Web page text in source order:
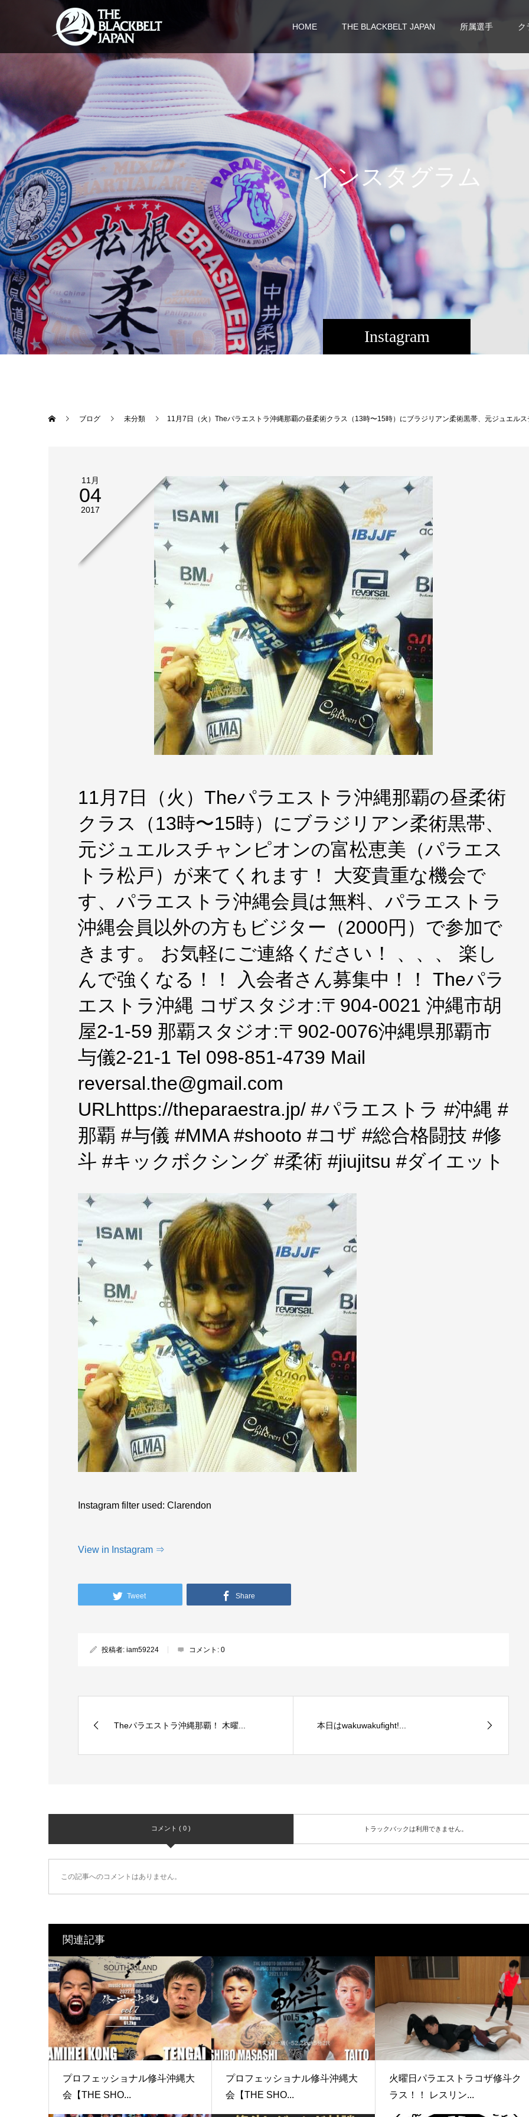
HOME THE BLACKBELT JAPAN 所属選手 ク
Instagram
インスタグラ ム
ブログ 未分類 11月7日（火）Theパラエストラ沖縄那覇の昼柔術クラス（13時〜15時）にブラジリアン柔術黒帯、元ジュエルスチャンピオンの富松恵美（パラエストラ松戸）が来てくれます！ 大変貴重な機会です、パラエストラ沖縄会員は無料、パラエストラ沖縄会員以外の方もビジター（2000円）で参加できます。 お気軽にご連絡ください！ 、、、 楽しんで強くなる！！ 入会者さん募集中！！ Theパラエストラ沖縄 コザスタジオ:〒904-0021 沖
11月
04
2017
11月7日（火）Theパラエストラ沖縄那覇の昼柔術
クラス（13時〜15時）にブラジリアン柔術黒帯、
元ジュエルスチャンピオンの富松恵美（パラエス
トラ松戸）が来てくれます！ 大変貴重な機会で
す、パラエストラ沖縄会員は無料、パラエストラ
沖縄会員以外の方もビジター（2000円）で参加で
きます。 お気軽にご連絡ください！ 、、、 楽し
んで強くなる！！ 入会者さん募集中！！ Theパラ
エストラ沖縄 コザスタジオ:〒904-0021 沖縄市胡
屋2-1-59 那覇スタジオ:〒902-0076沖縄県那覇市
与儀2-21-1 Tel 098-851-4739 Mail
reversal.the@gmail.com
URLhttps://theparaestra.jp/ #パラエストラ #沖縄 #
那覇 #与儀 #MMA #shooto #コザ #総合格闘技 #修
斗 #キックボクシング #柔術 #jiujitsu #ダイエット
Instagram filter used: Clarendon
View in Instagram ⇒
Tweet Share
投稿者: iam59224 コメント: 0
Theパラエストラ沖縄那覇！ 木曜... 本日はwakuwakufight!...
コメント ( 0 ) トラックバックは利用できません。
この記事へのコメントはありません。
関連記事
プロフェッショナル修斗沖縄大
会【THE SHO...
プロフェッショナル修斗沖縄大
会【THE SHO...
火曜日パラエストラコザ修斗ク
ラス！！ レスリン...